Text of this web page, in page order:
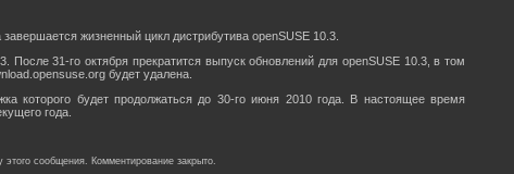
жизненный цикл дистрибутива openSUSE 10.3.
31-го октября прекратится выпуск обновлений для openSUSE 10.3, в том
будет удалена.
которого будет продолжаться до 30-го июня 2010 года. В настоящее время
года.
этого сообщения. Комментирование закрыто.